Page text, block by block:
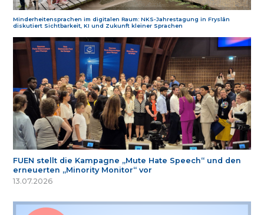
Minderheitensprachen im digitalen Raum: NKS-Jahrestagung in Fryslân
diskutiert Sichtbarkeit, KI und Zukunft kleiner Sprachen
FUEN stellt die Kampagne „Mute Hate Speech“ und den
erneuerten „Minority Monitor“ vor
13.07.2026